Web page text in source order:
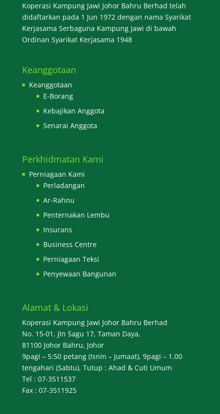
Koperasi Kampung Jawi Johor Bahru Berhad telah
didaftarkan pada 1 Jun 1972 dengan nama Syarikat
Kerjasama Serbaguna Kampung Jawi di bawah
Ordinan Syarikat Kerjasama 1948
Keanggotaan
Keanggotaan
E-Borang
Kebajikan Anggota
Senarai Anggota
Perkhidmatan Kami
Perniagaan Kami
Perladangan
Ar-Rahnu
Penternakan Lembu
Insurans
Business Centre
Perniagaan Teksi
Penyewaan Bangunan
Alamat & Lokasi
Koperasi Kampung Jawi Johor Bahru Berhad
No. 15-01, Jln Sagu 17, Taman Daya,
81100 Johor Bahru, Johor
9pagi – 5:50 petang (Isnin – Jumaat), 9pagi – 1.00
tengahari (Sabtu), Tutup : Ahad & Cuti Umum
Tel : 07-3511537
Fax : 07-3511925